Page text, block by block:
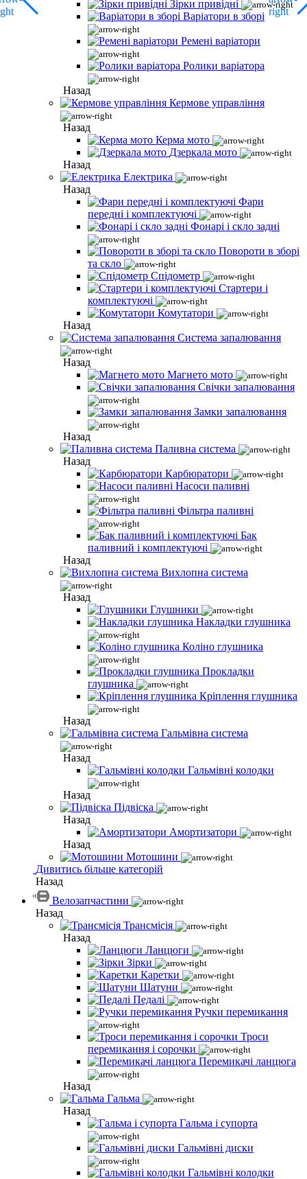
Зірки привідні
Варіатори в зборі
Ремені варіатори
Ролики варіатора
Назад
Кермове управління
Назад
Керма мото
Дзеркала мото
Назад
Електрика
Назад
Фари
передні і комплектуючі
Фонарі і скло задні
Повороти в зборі
та скло
Спідометр
Стартери і
комплектуючі
Комутатори
Назад
Система запалювання
Назад
Магнето мото
Свічки запалювання
Замки запалювання
Назад
Паливна система
Назад
Карбюратори
Насоси паливні
Фільтра паливні
Бак
паливний і комплектуючі
Назад
Вихлопна система
Назад
Глушники
Накладки глушника
Коліно глушника
Прокладки
глушника
Кріплення глушника
Назад
Гальмівна система
Назад
Гальмівні колодки
Назад
Підвіска
Назад
Амортизатори
Назад
Мотошини
Дивитись більше категорій
Назад
Велозапчастини
Назад
Трансмісія
Назад
Ланцюги
Зірки
Каретки
Шатуни
Педалі
Ручки перемикання
Троси
перемикання і сорочки
Перемикачі ланцюга
Назад
Гальма
Назад
Гальма і супорта
Гальмівні диски
Гальмівні колодки